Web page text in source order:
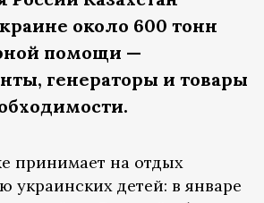
около 600 тонн
помощи —
генераторы и товары
принимает на отдых
украинских детей: в январе